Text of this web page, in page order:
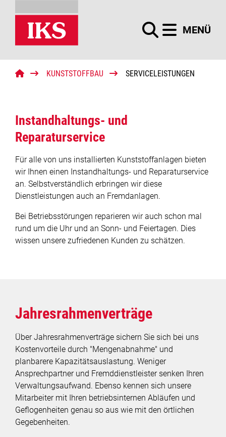
MENÜ
SuchbegriffeKUNSTSTOFFBAU SERVICELEISTUNGEN
Instandhaltungs- und
Reparaturservice
Für alle von uns installierten Kunststoffanlagen bieten
wir Ihnen einen Instandhaltungs- und Reparaturservice
an. Selbstverständlich erbringen wir diese
Dienstleistungen auch an Fremdanlagen.
Bei Betriebsstörungen reparieren wir auch schon mal
rund um die Uhr und an Sonn- und Feiertagen. Dies
wissen unsere zufriedenen Kunden zu schätzen.
Jahresrahmenverträge
Über Jahresrahmenverträge sichern Sie sich bei uns
Kostenvorteile durch "Mengenabnahme" und
planbarere Kapazitätsauslastung. Weniger
Ansprechpartner und Fremddienstleister senken Ihren
Verwaltungsaufwand. Ebenso kennen sich unsere
Mitarbeiter mit Ihren betriebsinternen Abläufen und
Geflogenheiten genau so aus wie mit den örtlichen
Gegebenheiten.
Startseite
Kunststoffbau
Lüftungsbau Kunststoff
Kunststoffbehälterbau
Kunststoffschächte
Trinkwasserbehälter
Trinkwasserspeicher
Trinkwasseraufbereitung
Sonderbauteile
Kunststoff schweißen
Deponiebau
Serviceleistungen
Stahlverarbeitung